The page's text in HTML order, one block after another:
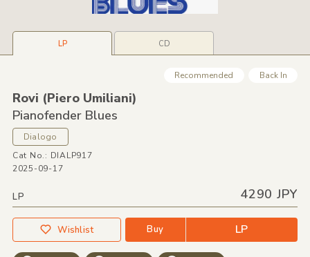
LP CD
Recommended Back In
Rovi (Piero Umiliani)
Pianofender Blues
Dialogo
Cat No.: DIALP917
2025-09-17
LP 4290 JPY
Wishlist Buy LP